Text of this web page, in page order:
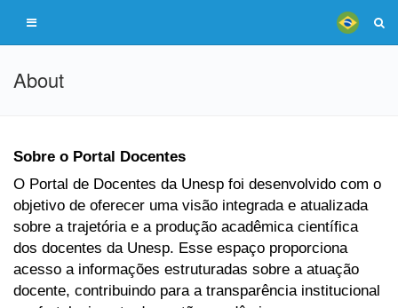
About
Sobre o Portal Docentes
O Portal de Docentes da Unesp foi desenvolvido com o
objetivo de oferecer uma visão integrada e atualizada
sobre a trajetória e a produção acadêmica científica
dos docentes da Unesp. Esse espaço proporciona
acesso a informações estruturadas sobre a atuação
docente, contribuindo para a transparência institucional